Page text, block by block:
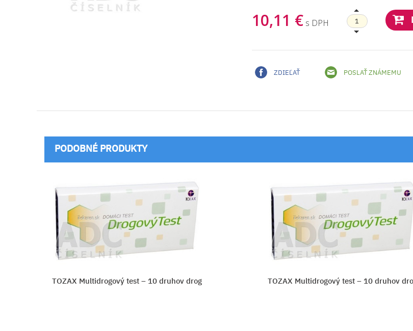
10,11 € s DPH
ZDIEĽAŤ POSLAŤ ZNÁMEMU
PODOBNÉ PRODUKTY
TOZAX Multidrogový test – 10 druhov drog TOZAX Multidrogový test – 10 druhov